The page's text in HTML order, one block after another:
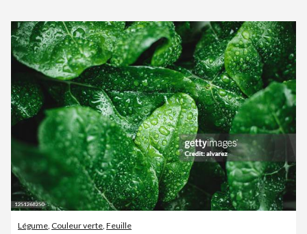
Légume Couleur verte Feuille